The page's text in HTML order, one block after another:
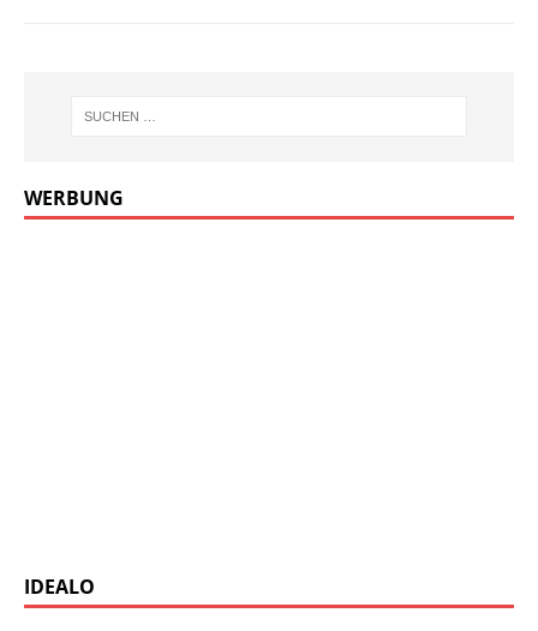
WERBUNG
IDEALO